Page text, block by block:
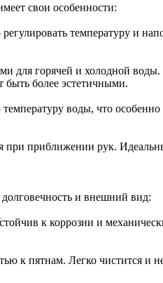
свои особенности:
температуру и
для горячей и холодной
более эстетичными.
воды, что особенно
при приближении рук.
и внешний вид:
к коррозии и
к пятнам. Легко чистится и